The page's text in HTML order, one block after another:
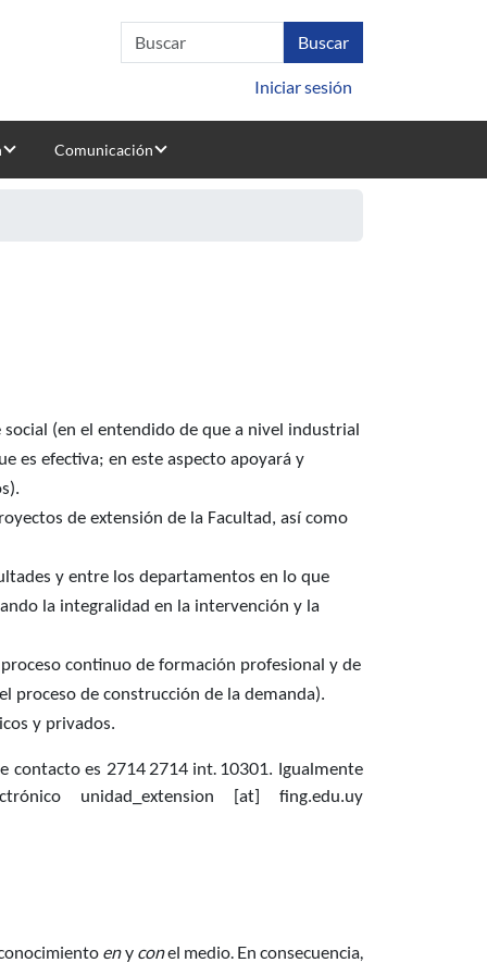
Iniciar sesión
Comunicación
(en el entendido de que a nivel industrial
es efectiva; en este aspecto apoyará y
de extensión de la Facultad, así como
y entre los departamentos en lo que
la integralidad en la intervención y la
continuo de formación profesional y de
proceso de construcción de la demanda).
y privados.
contacto es 2714 2714 int. 10301. Igualmente
unidad_extension [at] fing.edu.uy
eny conel medio. En consecuencia,